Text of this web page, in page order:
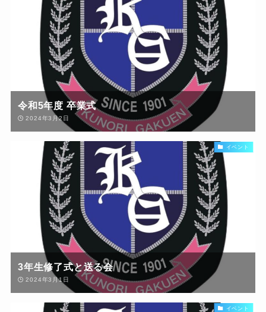
令和5年度 卒業式
2024年3月2日
イベント
3年生修了式と送る会
2024年3月1日
イベント